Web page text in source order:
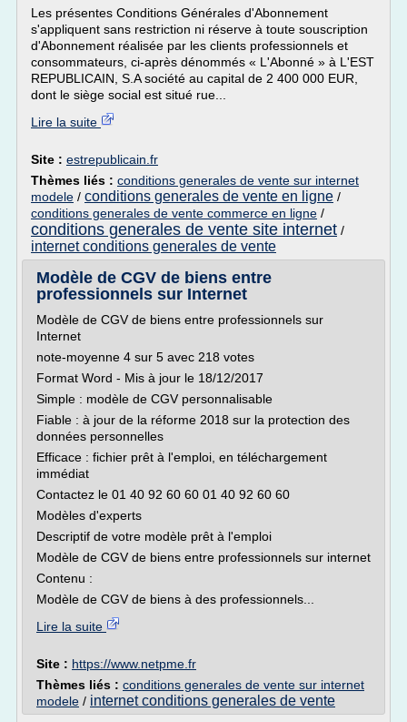
Les présentes Conditions Générales d'Abonnement
s'appliquent sans restriction ni réserve à toute souscription
d'Abonnement réalisée par les clients professionnels et
consommateurs, ci-après dénommés « L'Abonné » à L'EST
REPUBLICAIN, S.A société au capital de 2 400 000 EUR,
dont le siège social est situé rue...
Lire la suite
Site : estrepublicain.fr
Thèmes liés : conditions generales de vente sur internet
modele / conditions generales de vente en ligne /
conditions generales de vente commerce en ligne /
conditions generales de vente site internet /
internet conditions generales de vente
Modèle de CGV de biens entre
professionnels sur Internet
Modèle de CGV de biens entre professionnels sur
Internet
note-moyenne 4 sur 5 avec 218 votes
Format Word - Mis à jour le 18/12/2017
Simple : modèle de CGV personnalisable
Fiable : à jour de la réforme 2018 sur la protection des
données personnelles
Efficace : fichier prêt à l'emploi, en téléchargement
immédiat
Contactez le 01 40 92 60 60 01 40 92 60 60
Modèles d'experts
Descriptif de votre modèle prêt à l'emploi
Modèle de CGV de biens entre professionnels sur internet
Contenu :
Modèle de CGV de biens à des professionnels...
Lire la suite
Site : https://www.netpme.fr
Thèmes liés : conditions generales de vente sur internet
modele / internet conditions generales de vente